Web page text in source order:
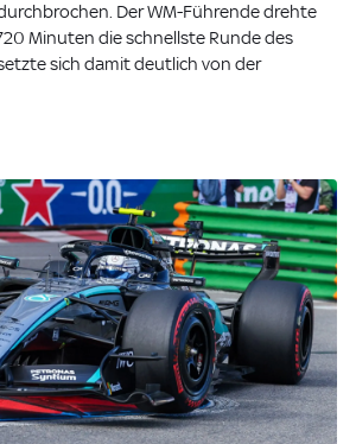
Der WM-Führende drehte
Minuten die schnellste Runde des
sich damit deutlich von der